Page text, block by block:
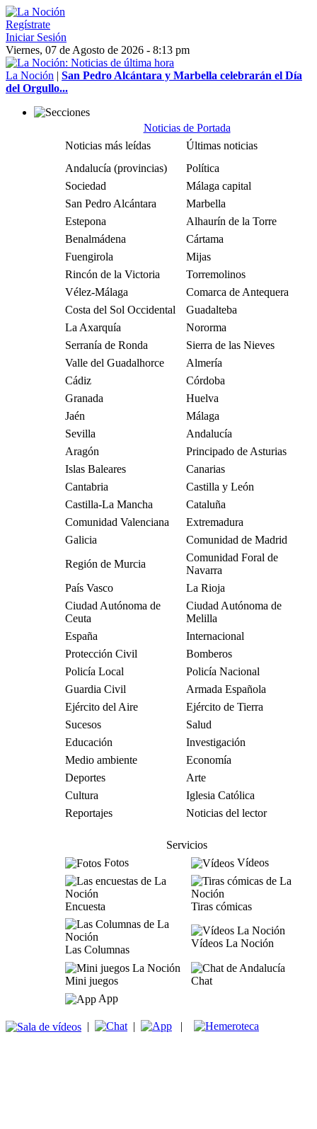
Regístrate
Iniciar Sesión
Viernes, 07 de Agosto de 2026 - 8:13 pm
La Noción | San Pedro Alcántara y Marbella celebrarán el Día
del Orgullo...
Noticias de Portada
Noticias más leídas
Últimas noticias
Andalucía (provincias)
Política
Sociedad
Málaga capital
San Pedro Alcántara
Marbella
Estepona
Alhaurín de la Torre
Benalmádena
Cártama
Fuengirola
Mijas
Rincón de la Victoria
Torremolinos
Vélez-Málaga
Comarca de Antequera
Costa del Sol Occidental
Guadalteba
La Axarquía
Nororma
Serranía de Ronda
Sierra de las Nieves
Valle del Guadalhorce
Almería
Cádiz
Córdoba
Granada
Huelva
Jaén
Málaga
Sevilla
Andalucía
Aragón
Principado de Asturias
Islas Baleares
Canarias
Cantabria
Castilla y León
Castilla-La Mancha
Cataluña
Comunidad Valenciana
Extremadura
Galicia
Comunidad de Madrid
Región de Murcia
Comunidad Foral de
Navarra
País Vasco
La Rioja
Ciudad Autónoma de
Ceuta
Ciudad Autónoma de
Melilla
España
Internacional
Protección Civil
Bomberos
Policía Local
Policía Nacional
Guardia Civil
Armada Española
Ejército del Aire
Ejército de Tierra
Sucesos
Salud
Educación
Investigación
Medio ambiente
Economía
Deportes
Arte
Cultura
Iglesia Católica
Reportajes
Noticias del lector
Servicios
Fotos
Vídeos
Encuesta Tiras cómicas
Las Columnas
Vídeos La Noción
Mini juegos
Chat
App
| | |